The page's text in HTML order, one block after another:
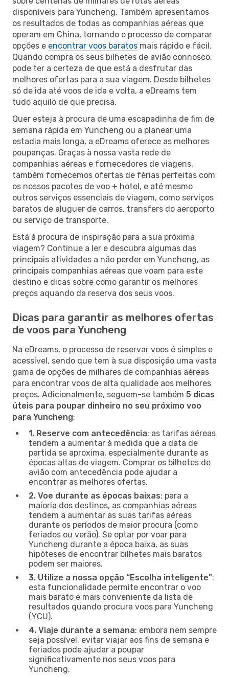
disponíveis para Yuncheng. Também apresentamos
os resultados de todas as companhias aéreas que
operam em China, tornando o processo de comparar
opções e encontrar voos baratos mais rápido e fácil.
Quando compra os seus bilhetes de avião connosco,
pode ter a certeza de que está a desfrutar das
melhores ofertas para a sua viagem. Desde bilhetes
só de ida até voos de ida e volta, a eDreams tem
tudo aquilo de que precisa.
Quer esteja à procura de uma escapadinha de fim de
semana rápida em Yuncheng ou a planear uma
estadia mais longa, a eDreams oferece as melhores
poupanças. Graças à nossa vasta rede de
companhias aéreas e fornecedores de viagens,
também fornecemos ofertas de férias perfeitas com
os nossos pacotes de voo + hotel, e até mesmo
outros serviços essenciais de viagem, como serviços
baratos de aluguer de carros, transfers do aeroporto
ou serviço de transporte.
Está à procura de inspiração para a sua próxima
viagem? Continue a ler e descubra algumas das
principais atividades a não perder em Yuncheng, as
principais companhias aéreas que voam para este
destino e dicas sobre como garantir os melhores
preços aquando da reserva dos seus voos.
Dicas para garantir as melhores ofertas
de voos para Yuncheng
Na eDreams, o processo de reservar voos é simples e
acessível, sendo que tem à sua disposição uma vasta
gama de opções de milhares de companhias aéreas
para encontrar voos de alta qualidade aos melhores
preços. Adicionalmente, seguem-se também 5 dicas
úteis para poupar dinheiro no seu próximo voo
para Yuncheng:
1. Reserve com antecedência: as tarifas aéreas
tendem a aumentar à medida que a data de
partida se aproxima, especialmente durante as
épocas altas de viagem. Comprar os bilhetes de
avião com antecedência pode ajudar a
encontrar as melhores ofertas.
2. Voe durante as épocas baixas: para a
maioria dos destinos, as companhias aéreas
tendem a aumentar as suas tarifas aéreas
durante os períodos de maior procura (como
feriados ou verão). Se optar por voar para
Yuncheng durante a época baixa, as suas
hipóteses de encontrar bilhetes mais baratos
podem ser maiores.
3. Utilize a nossa opção “Escolha inteligente”:
esta funcionalidade permite encontrar o voo
mais barato e mais conveniente da lista de
resultados quando procura voos para Yuncheng
(YCU).
4. Viaje durante a semana: embora nem sempre
seja possível, evitar viajar aos fins de semana e
feriados pode ajudar a poupar
significativamente nos seus voos para
Yuncheng.